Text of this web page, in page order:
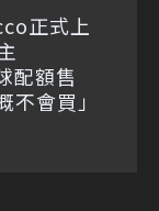
正式上
配額售
會買」